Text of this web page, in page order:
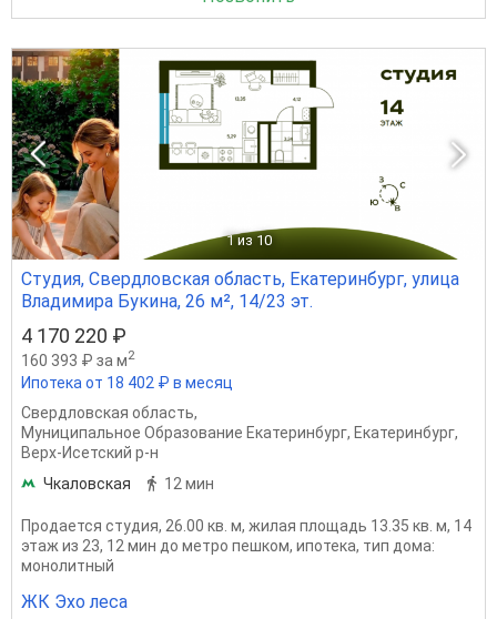
1 из 10
Студия, Свердловская область, Екатеринбург, улица
Владимира Букина, 26 м², 14/23 эт.
4 170 220 ₽
160 393 ₽ за м2
Ипотека от 18 402 ₽ в месяц
Свердловская область,
Муниципальное Образование Екатеринбург, Екатеринбург,
Верх-Исетский р-н
Чкаловская
12 мин
Продается студия, 26.00 кв. м, жилая площадь 13.35 кв. м, 14
этаж из 23, 12 мин до метро пешком, ипотека, тип дома:
монолитный
ЖК Эхо леса